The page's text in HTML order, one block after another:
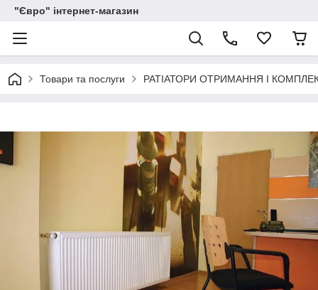
"Євро" інтернет-магазин
Товари та послуги РАТІАТОРИ ОТРИМАННЯ І